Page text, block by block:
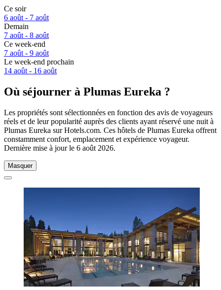
Ce soir
6 août - 7 août
Demain
7 août - 8 août
Ce week-end
7 août - 9 août
Le week-end prochain
14 août - 16 août
Où séjourner à Plumas Eureka ?
Les propriétés sont sélectionnées en fonction des avis de voyageurs
réels et de leur popularité auprès des clients ayant réservé une nuit à
Plumas Eureka sur Hotels.com. Ces hôtels de Plumas Eureka offrent
constamment confort, emplacement et expérience voyageur.
Dernière mise à jour le 6 août 2026.
Masquer